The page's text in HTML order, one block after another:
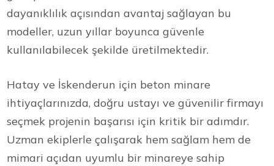
dayanıklılık açısından avantaj sağlayan bu
modeller, uzun yıllar boyunca güvenle
kullanılabilecek şekilde üretilmektedir.
Hatay ve İskenderun için beton minare
ihtiyaçlarınızda, doğru ustayı ve güvenilir firmayı
seçmek projenin başarısı için kritik bir adımdır.
Uzman ekiplerle çalışarak hem sağlam hem de
mimari açıdan uyumlu bir minareye sahip